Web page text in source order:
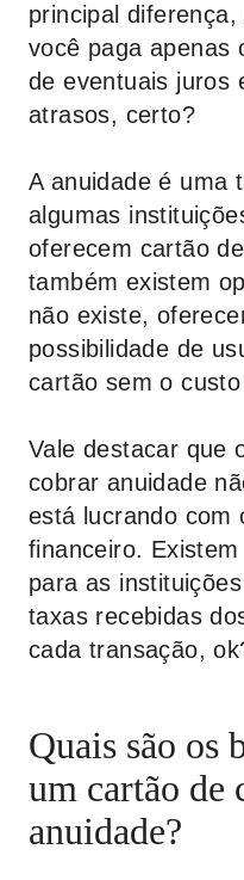
principal
você paga apenas
de eventuais juros
atrasos, certo?
A anuidade é uma
algumas
oferecem cartão
também existem
não existe,
possibilidade de
cartão sem o
Vale destacar que
cobrar anuidade
está lucrando com
financeiro.
para as
taxas recebidas
cada transação,
Quais são os
um cartão de
anuidade?